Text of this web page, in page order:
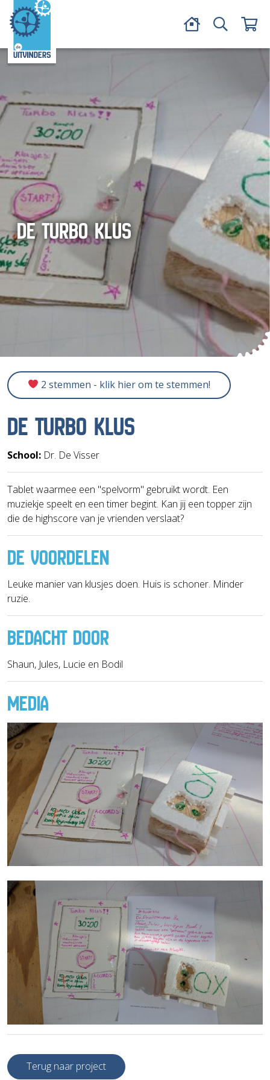
DE TURBO KLUS
2 stemmen - klik hier om te stemmen!
DE TURBO KLUS
School: Dr. De Visser
Tablet waarmee een "spelvorm" gebruikt wordt. Een
muziekje speelt en een timer begint. Kan jij een topper zijn
die de highscore van je vrienden verslaat?
DE VOORDELEN
Leuke manier van klusjes doen. Huis is schoner. Minder
ruzie.
BEDACHT DOOR
Shaun, Jules, Lucie en Bodil
MEDIA
Terug naar project